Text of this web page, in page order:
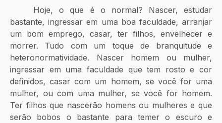
bastante, ingressar em uma boa faculdade, arranjar
um bom emprego, casar, ter filhos, envelhecer e
morrer. Tudo com um toque de branquitude e
heteronormatividade. Nascer homem ou mulher,
ingressar em uma faculdade que tem rosto e cor
definidos, casar com um homem, se você for uma
mulher, ou com uma mulher, se você for homem.
Ter filhos que nascerão homens ou mulheres e que
serão bobos o bastante para temer o escuro e